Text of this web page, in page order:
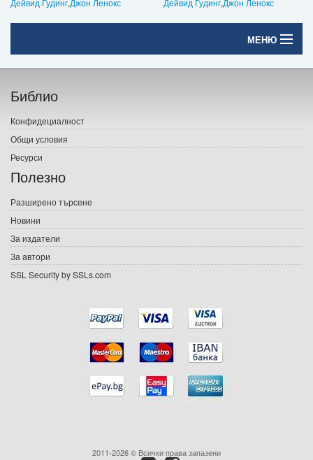
Дейвид Гудинг,Джон Ленокс Дейвид Гудинг,Джон Ленокс
МЕНЮ
Начало
Печатни книги
Електронни книги
Е-списания
Подаръци
Ваучери
Библио
Конфидециалност
Общи условия
Ресурси
Полезно
Разширено търсене
Новини
За издатели
За автори
SSL Security by SSLs.com
2011-2026 © Всички права запазени